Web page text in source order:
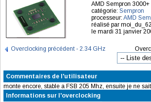
AMD Sempron
catégorie: Sempron
processeur: AMD
réalisé par moi_du_62
le mardi 31 janvier
Overclocking précédent - 2.34 GHz
Commentaires de l'utilisateur
monte encore, stable a FSB 205 Mhz, ensuite je ne
Informations sur l'overclocking